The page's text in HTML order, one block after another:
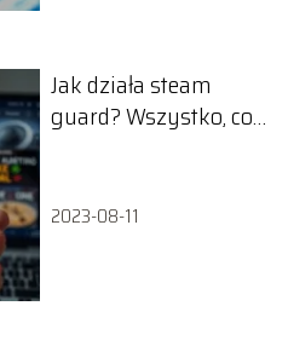
Jak działa steam
guard? Wszystko, co
2023-08-11